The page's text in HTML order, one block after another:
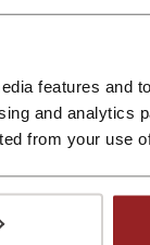
features and
and analytics
from your use
спосіб
для
підтримки
кислот